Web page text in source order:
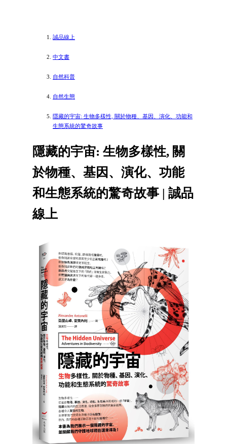
誠品線上
中文書
自然科普
自然生態
隱藏的宇宙: 生物多樣性, 關於物種、基因、演化、功能和
生態系統的驚奇故事
隱藏的宇宙: 生物多樣性, 關
於物種、基因、演化、功能
和生態系統的驚奇故事 | 誠品
線上